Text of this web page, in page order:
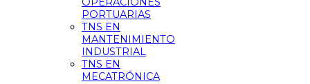
PORTUARIAS
TNS EN
MANTENIMIENTO
INDUSTRIAL
TNS EN
MECATRÓNICA